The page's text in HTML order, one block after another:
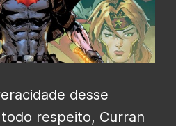
desse
respeito, Curran